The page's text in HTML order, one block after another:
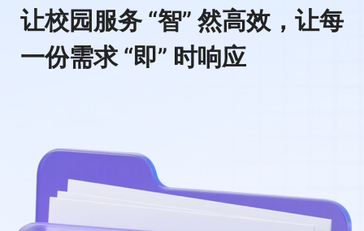
让校园服务 “智” 然高效，让每
一份需求 “即” 时响应